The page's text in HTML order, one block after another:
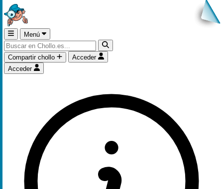
Menú
Compartir chollo
Acceder
Acceder